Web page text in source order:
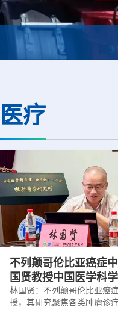
中科离子国产质子
医疗
不列颠哥伦比亚癌症
国贤教授中国医学科
射医学研究所开展学
林国贤：不列颠哥伦比亚癌
授，其研究聚焦各类肿瘤诊